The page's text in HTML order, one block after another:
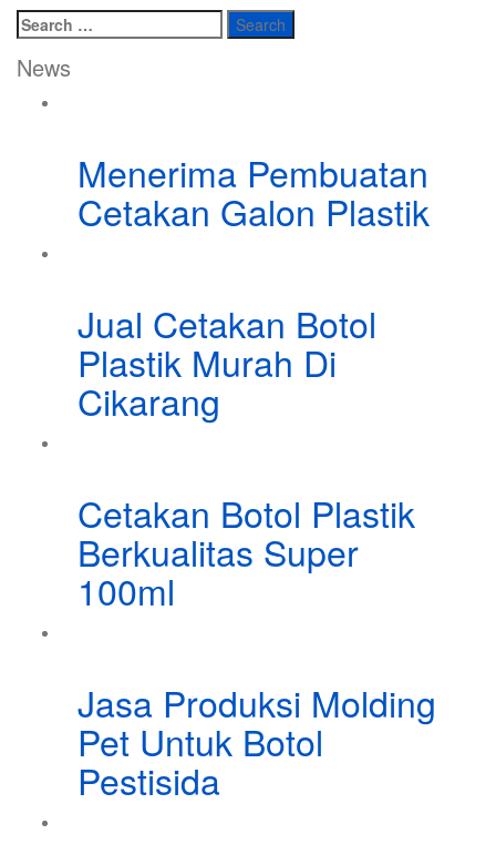
Search
for:
News
Menerima Pembuatan
Cetakan Galon Plastik
Jual Cetakan Botol
Plastik Murah Di
Cikarang
Cetakan Botol Plastik
Berkualitas Super
100ml
Jasa Produksi Molding
Pet Untuk Botol
Pestisida